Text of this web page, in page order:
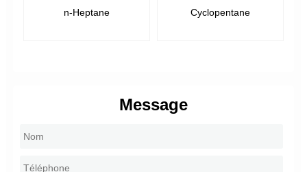
n-Heptane Cyclopentane
Message